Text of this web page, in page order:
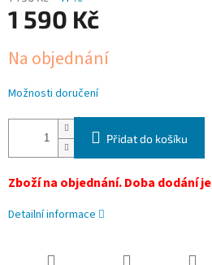
1 590 Kč
cena:
Na objednání
Možnosti doručení
Přidat do košíku
Zboží na objednání. Doba dodání je
Detailní informace